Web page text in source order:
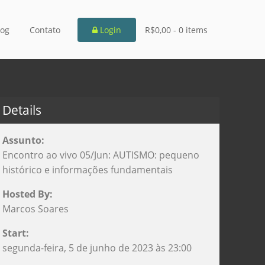
Contato Login R$0,00 - 0 items
Details
Assunto:
Encontro ao vivo 05/Jun: AUTISMO: pequeno
histórico e informações fundamentais
Hosted By:
Marcos Soares
Start:
segunda-feira, 5 de junho de 2023 às 23:00